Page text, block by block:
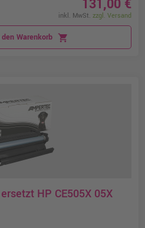
131,00 €
inkl. MwSt. zzgl. Versand
den Warenkorb shopping_cart
HP CE505X 05X